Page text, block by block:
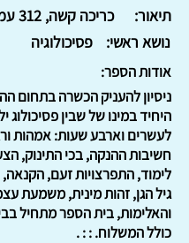
כריכה קשה, 312 עמ'.
תיאור:
פסיכולוגיה
נושא ראשי:
אודות הספר:
ניסיון להעניק הכשרה בתחום
היחיד במינו של שבין פסיכולוג
לעשרים וארבע שעות: אמהות
חשיבות ההנקה, בכי התינוק,
לימוד, התפרצויות זעם, הקנאה,
גיל הגן, זהות מינית, משמעת
והאלימות, בית הספר מתחיל
כולל המשלוח. : : .